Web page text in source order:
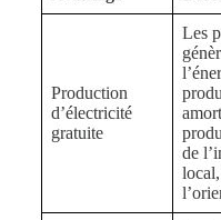
Production
d’électricité
gratuite
Les
de